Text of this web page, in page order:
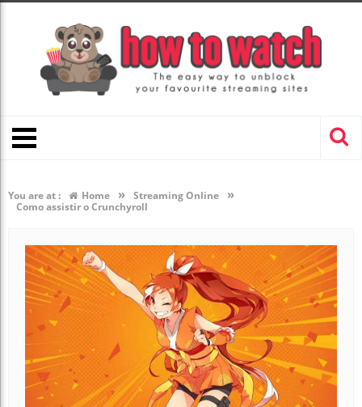
You are at : Home » Streaming Online »
Como assistir o Crunchyroll